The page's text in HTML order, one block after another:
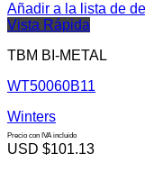
Añadir a la lista de
Vista Rápida
TBM BI-METAL
WT50060B11
Winters
Precio con IVA incluido
USD $101.13